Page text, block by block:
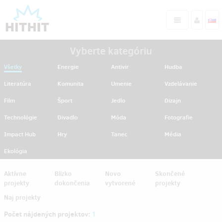
Všetky Energie Antivir
Hudba
Literatúra
Komunita Umenie
Vzdelávanie
Film
Šport Jedlo
Dizajn
Technológie
Divadlo Móda
Fotografie
Impact Hub
Hry Tanec
Média
Ekológia
Aktívne
projekty
Blízko
dokončenia
Novo
vytvorené
Skončené
projekty
Naj projekty
Počet nájdených projektov: 1